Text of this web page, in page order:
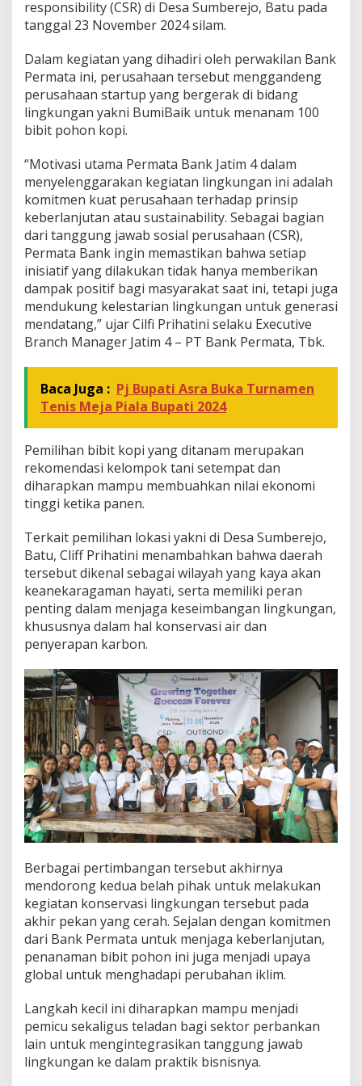
b
i
P
o
h
o
n
K
p
i
d
i
B
a
u
J
a
w
a
T
i
r
responsibility (CSR) di Desa Sumberejo, Batu pada
tanggal 23 November 2024 silam.
Dalam kegiatan yang dihadiri oleh perwakilan Bank
Permata ini, perusahaan tersebut menggandeng
perusahaan startup yang bergerak di bidang
lingkungan yakni BumiBaik untuk menanam 100
bibit pohon kopi.
“Motivasi utama Permata Bank Jatim 4 dalam
menyelenggarakan kegiatan lingkungan ini adalah
komitmen kuat perusahaan terhadap prinsip
keberlanjutan atau sustainability. Sebagai bagian
dari tanggung jawab sosial perusahaan (CSR),
Permata Bank ingin memastikan bahwa setiap
inisiatif yang dilakukan tidak hanya memberikan
dampak positif bagi masyarakat saat ini, tetapi juga
mendukung kelestarian lingkungan untuk generasi
mendatang,” ujar Cilfi Prihatini selaku Executive
Branch Manager Jatim 4 – PT Bank Permata, Tbk.
Baca Juga : Pj Bupati Asra Buka Turnamen
Tenis Meja Piala Bupati 2024
Pemilihan bibit kopi yang ditanam merupakan
rekomendasi kelompok tani setempat dan
diharapkan mampu membuahkan nilai ekonomi
tinggi ketika panen.
Terkait pemilihan lokasi yakni di Desa Sumberejo,
Batu, Cliff Prihatini menambahkan bahwa daerah
tersebut dikenal sebagai wilayah yang kaya akan
keanekaragaman hayati, serta memiliki peran
penting dalam menjaga keseimbangan lingkungan,
khususnya dalam hal konservasi air dan
penyerapan karbon.
Berbagai pertimbangan tersebut akhirnya
mendorong kedua belah pihak untuk melakukan
kegiatan konservasi lingkungan tersebut pada
akhir pekan yang cerah. Sejalan dengan komitmen
dari Bank Permata untuk menjaga keberlanjutan,
penanaman bibit pohon ini juga menjadi upaya
global untuk menghadapi perubahan iklim.
Langkah kecil ini diharapkan mampu menjadi
pemicu sekaligus teladan bagi sektor perbankan
lain untuk mengintegrasikan tanggung jawab
lingkungan ke dalam praktik bisnisnya.